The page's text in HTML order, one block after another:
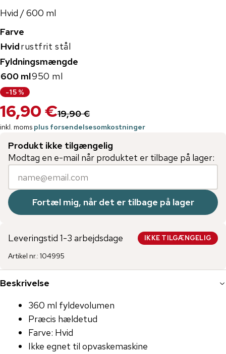
Hvid / 600 ml
Farve
Hvidrustfrit stål
Fyldningsmængde
600 ml950 ml
-15%
16,90 €19,90 €
inkl. moms plus forsendelsesomkostninger
Produkt ikke tilgængelig
Modtag en e-mail når produktet er tilbage på lager:
Fortæl mig, når det er tilbage på lager
Leveringstid 1-3 arbejdsdage IKKE TILGÆNGELIG
Artikel nr.: 104995
Beskrivelse
360 ml fyldevolumen
Præcis hældetud
Farve: Hvid
Ikke egnet til opvaskemaskine